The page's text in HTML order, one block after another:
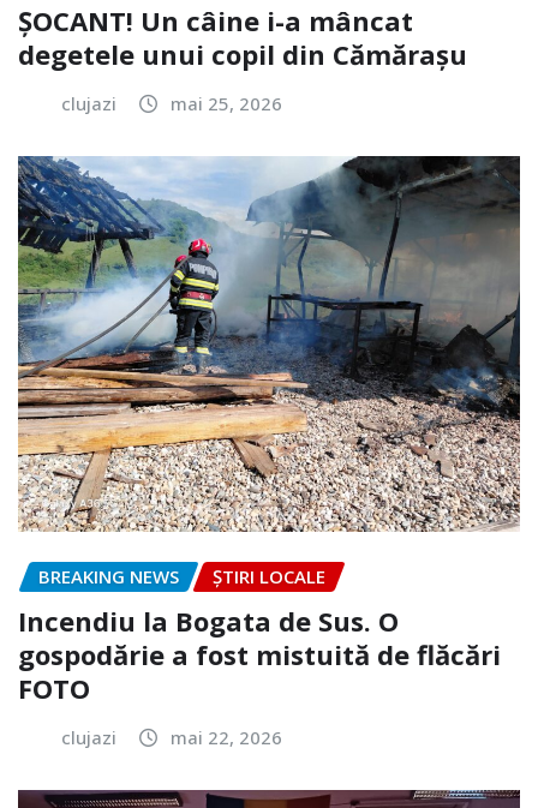
ȘOCANT! Un câine i-a mâncat
degetele unui copil din Cămărașu
clujazi mai 25, 2026
BREAKING NEWS ȘTIRI LOCALE
Incendiu la Bogata de Sus. O
gospodărie a fost mistuită de flăcări
FOTO
clujazi mai 22, 2026